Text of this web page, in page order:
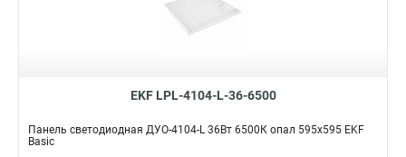
EKF LPL-4104-L-36-6500
Панель светодиодная ДУО-4104-L 36Вт 6500К опал 595х595 EKF
Basic